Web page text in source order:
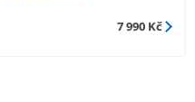
7 990 Kč